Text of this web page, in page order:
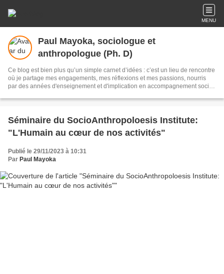
MENU
Paul Mayoka, sociologue et
anthropologue (Ph. D)
Ce blog est bien plus qu’un simple carnet d’idées : c’est un lieu de rencontre
où je partage mes engagements, mes réflexions et mes passions, nourris
par des années d'enseignement et d'implication en accompagnement social
questions de société, de culture et d’éthique, avec l'objectif de contribuer à la
Séminaire du SocioAnthropoloesis Institute:
"L'Humain au cœur de nos activités"
Publié le 29/11/2023 à 10:31
Par Paul Mayoka